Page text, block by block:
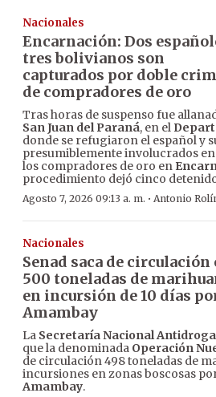
Nacionales
Encarnación: Dos
tres bolivianos son
capturados por doble
de compradores de oro
Tras horas de suspenso fue
San Juan del Paraná, en el
donde se refugiaron el español y
presumiblemente involucrados
los compradores de oro en
procedimiento dejó cinco
Agosto 7, 2026 09:13 a. m. · Antonio
Nacionales
Senad saca de circulación
500 toneladas de
en incursión de 10 días
Amambay
La Secretaría Nacional
que la denominada Operación
de circulación 498 toneladas de
incursiones en zonas boscosas
Amambay.